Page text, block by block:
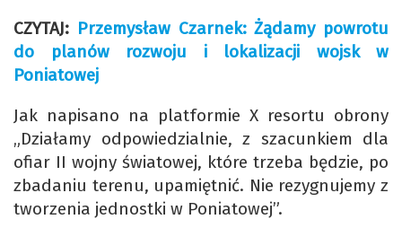
CZYTAJ: Przemysław Czarnek: Żądamy powrotu
do planów rozwoju i lokalizacji wojsk w
Poniatowej
Jak napisano na platformie X resortu obrony
„Działamy odpowiedzialnie, z szacunkiem dla
ofiar II wojny światowej, które trzeba będzie, po
zbadaniu terenu, upamiętnić. Nie rezygnujemy z
tworzenia jednostki w Poniatowej”.